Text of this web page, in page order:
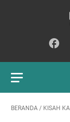
BERANDA / KISAH